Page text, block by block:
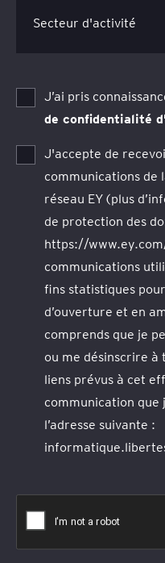
J’ai pris
de confidentialité
J'accepte de
communications de
réseau EY (plus
de protection des
https://
communications
fins statistiques
d’ouverture et en
comprends que je
ou me désinscrire
liens prévus à cet
communication que
l’adresse suivante :